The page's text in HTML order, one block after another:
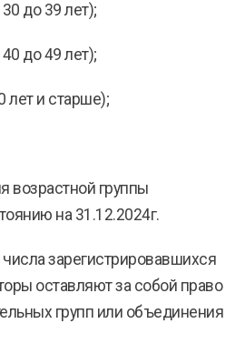
до 39 лет);
до 49 лет);
и старше);
возрастной группы
на 31.12.2024г.
зарегистрировавшихся
оставляют за собой право
групп или объединения